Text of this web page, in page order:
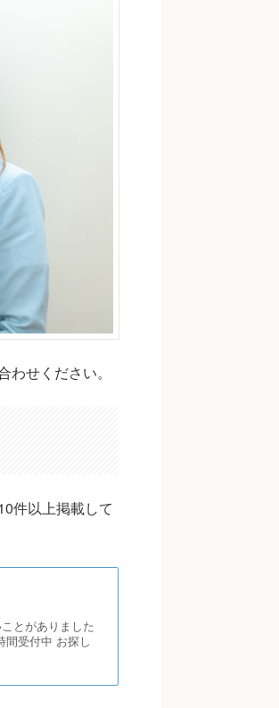
せください。
件以上掲載して
とがありました
間受付中 お探し